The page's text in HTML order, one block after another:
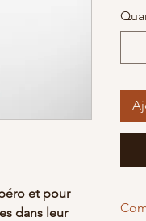
et pour
dans leur